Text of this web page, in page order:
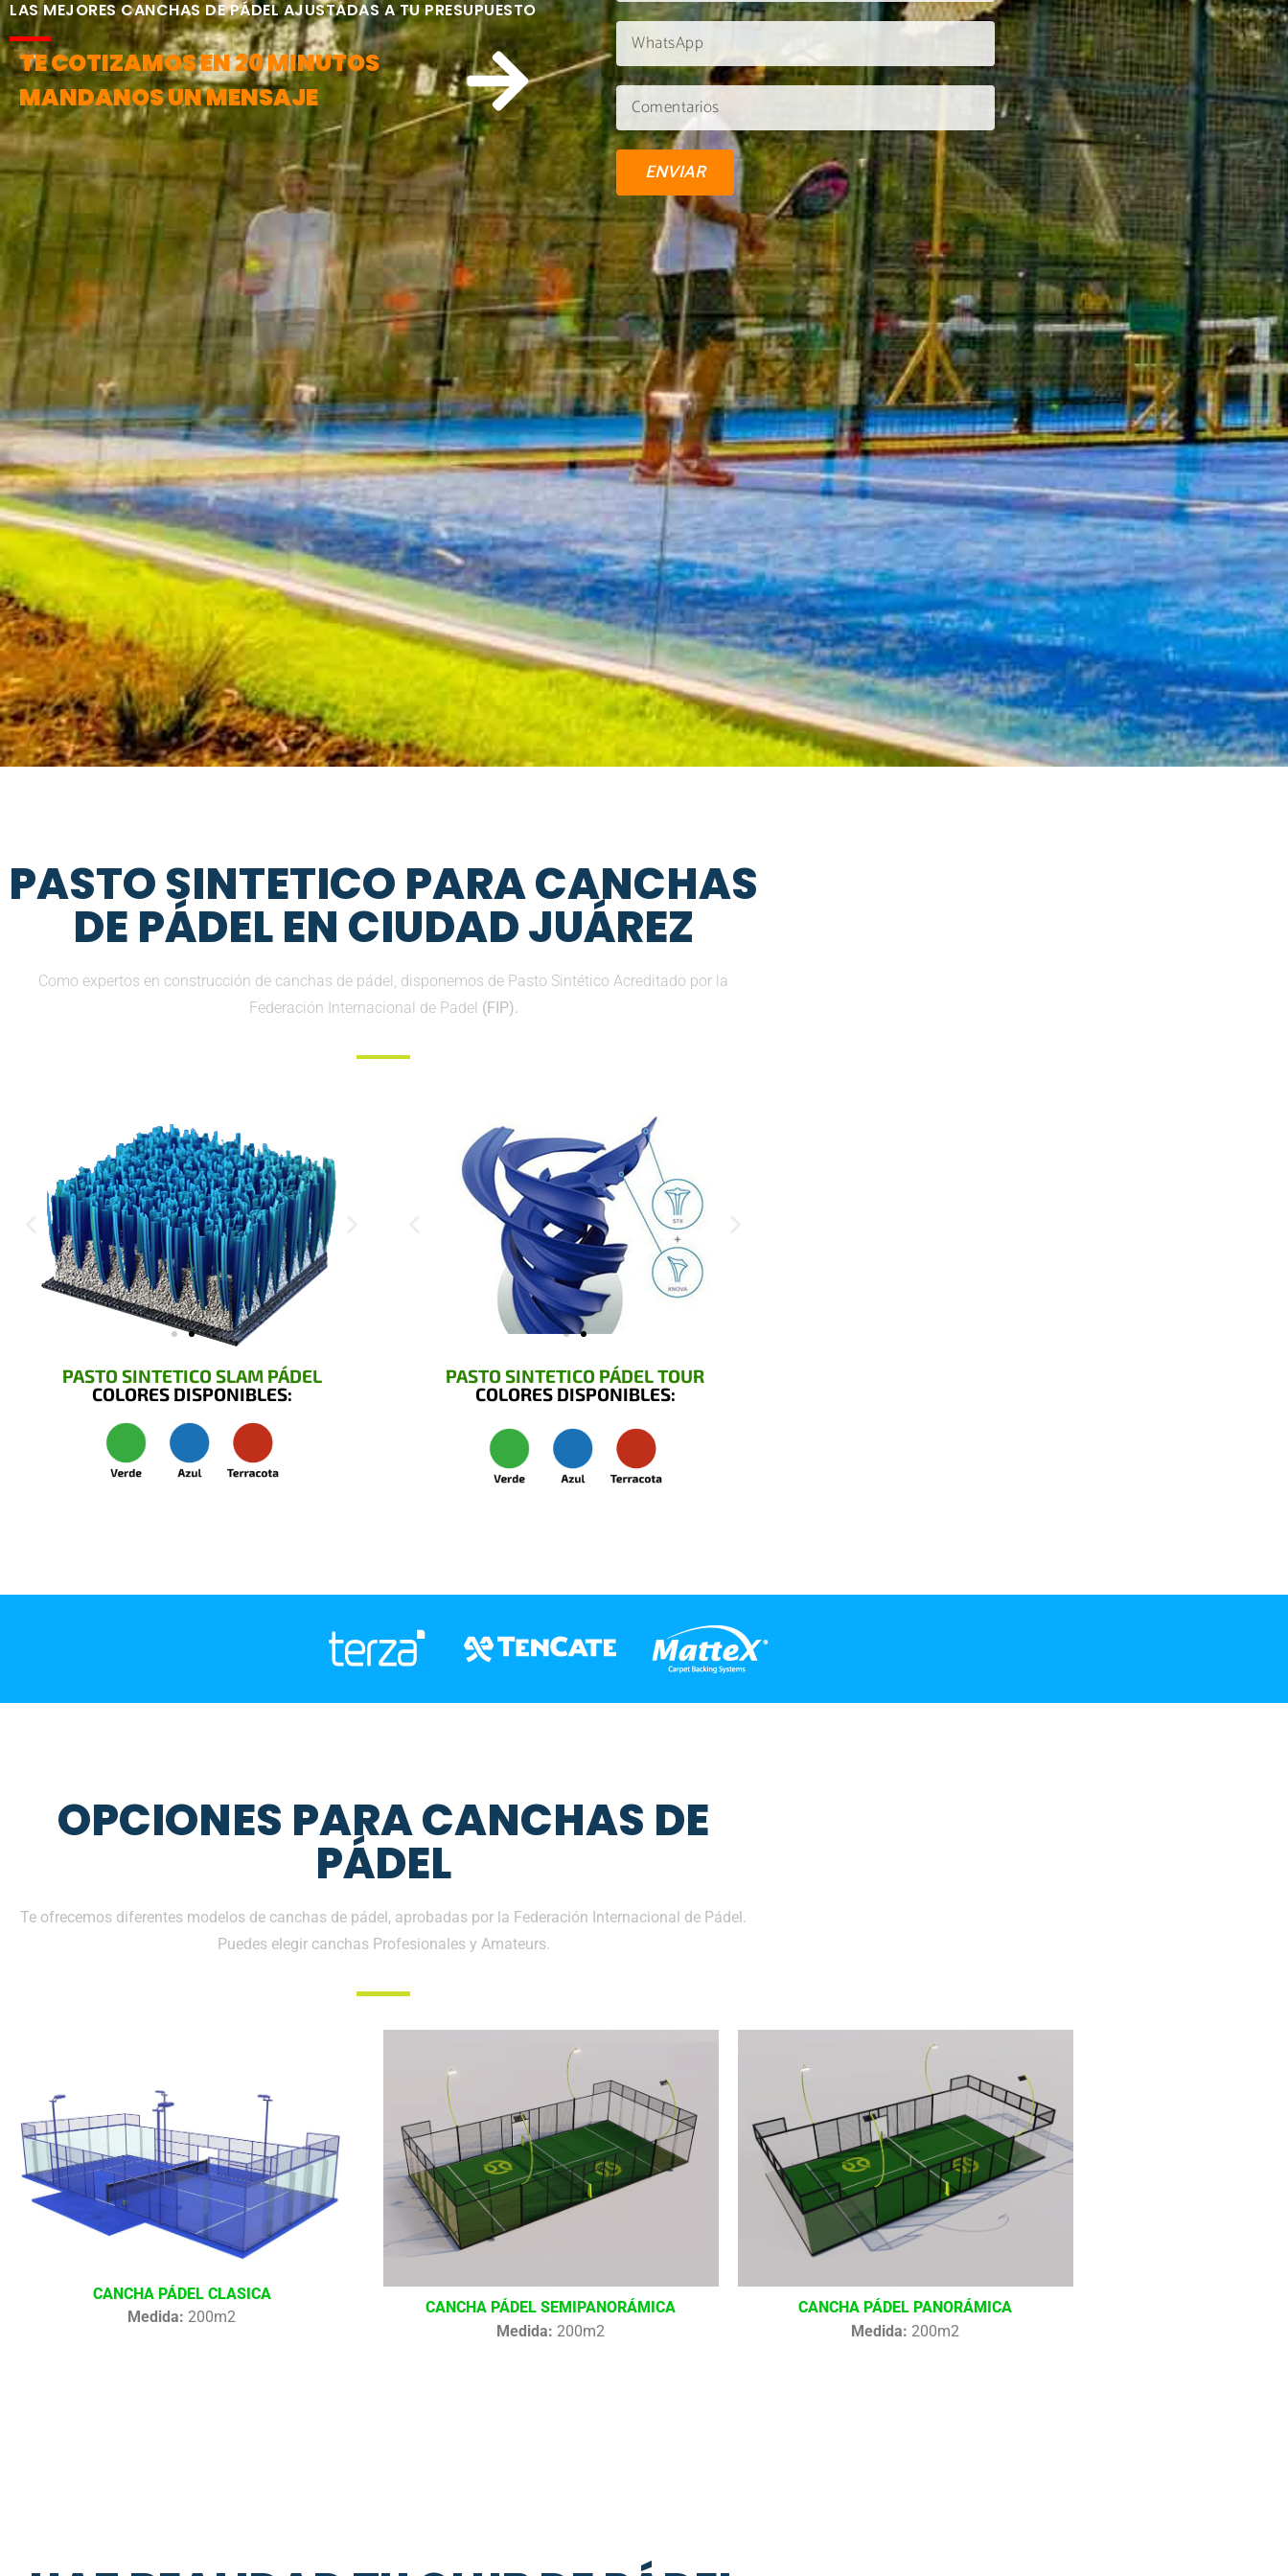
LAS MEJORES CANCHAS DE PÁDEL AJUSTADAS A TU PRESUPUESTO
TE COTIZAMOS EN 20 MINUTOS
MANDANOS UN MENSAJE
ENVIAR
PASTO SINTETICO PARA CANCHAS
DE PÁDEL EN CIUDAD JUÁREZ
Como expertos en construcción de canchas de pádel, disponemos de Pasto Sintético Acreditado por la
Federación Internacional de Padel (FIP).
PASTO SINTETICO SLAM PÁDEL
COLORES DISPONIBLES:
PASTO SINTETICO PÁDEL TOUR
COLORES DISPONIBLES:
OPCIONES PARA CANCHAS DE
PÁDEL
Te ofrecemos diferentes modelos de canchas de pádel, aprobadas por la Federación Internacional de Pádel.
Puedes elegir canchas Profesionales y Amateurs.
CANCHA PÁDEL CLASICA
Medida: 200m2
CANCHA PÁDEL SEMIPANORÁMICA
Medida: 200m2
CANCHA PÁDEL PANORÁMICA
Medida: 200m2